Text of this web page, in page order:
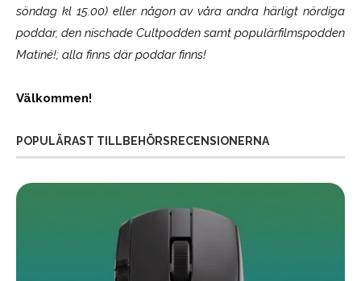
söndag kl 15.00) eller någon av våra andra härligt nördiga
poddar, den nischade Cultpodden samt populärfilmspodden
Matiné!; alla finns där poddar finns!
Välkommen!
POPULÄRAST TILLBEHÖRSRECENSIONERNA